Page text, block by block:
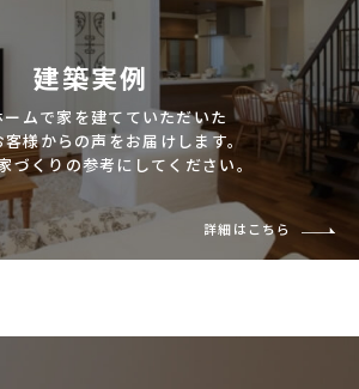
建築実例
ームで家を建てていただいた
客様からの声をお届けします。
づくりの参考にしてください。
詳細はこちら